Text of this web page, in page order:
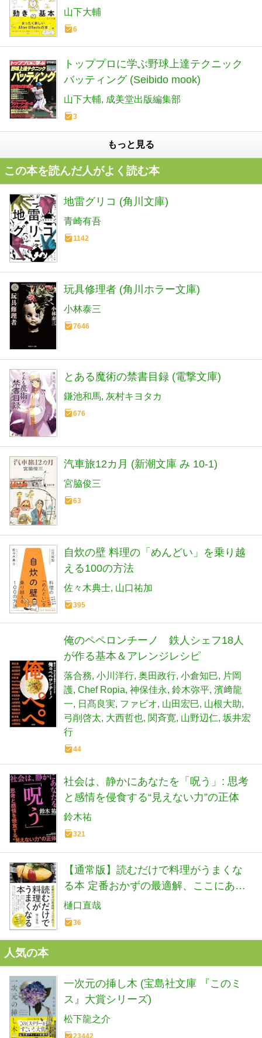
山下大輔
6
トッププロに学ぶ野球上達テクニック
バッティング (Seibido mook)
山下大輔 成美堂出版編集部
3
もっと見る
この本を読んだ人がよく読む本
地雷グリコ (角川文庫)
青崎有吾
1142
玩具修理者 (角川ホラー文庫)
小林泰三
7646
とある魔術の禁書目録 (電撃文庫)
鎌池和馬 灰村キヨタカ
676
汽車旅12カ月 (新潮文庫 み 10-1)
宮脇俊三
63
自炊の壁 料理の「めんどい」を乗り越
える100の方法
佐々木典士 山口祐加
395
俺のペペロンチーノ 鉄人シェフ18人
が作る基本＆アレンジレシピ
落合務 小川洋行 奥田政行 小倉知巳
片岡
護 Chef Ropia 神保佳永 鈴木弥平 濱﨑龍
一
日髙良実 ファビオ 山田宏巳 山根大助
弓削啓太 大西哲也 関斉寛 山野辺仁 坂井宏
行
44
社会は、静かにあなたを「呪う」: 思考
と感情を侵食する“見えない力”の正体
鈴木祐
321
【通常版】読むだけで料理がうまくな
る本 定番おかずの最適解、ここにあ
り！
樋口直哉
36
人気の本
一次元の挿し木 (宝島社文庫 『このミ
ス』大賞シリーズ)
松下龍之介